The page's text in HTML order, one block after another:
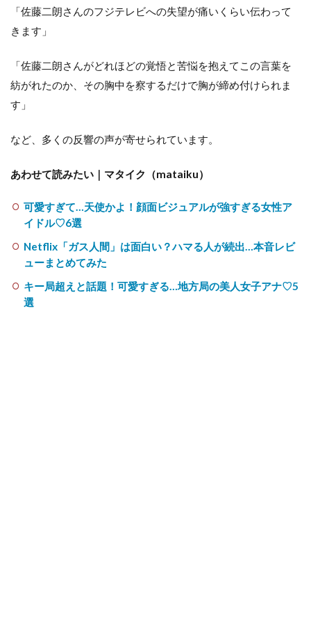
「佐藤二朗さんのフジテレビへの失望が痛いくらい伝わって
きます」
「佐藤二朗さんがどれほどの覚悟と苦悩を抱えてこの言葉を
紡がれたのか、その胸中を察するだけで胸が締め付けられま
す」
など、多くの反響の声が寄せられています。
あわせて読みたい｜マタイク（mataiku）
可愛すぎて…天使かよ！顔面ビジュアルが強すぎる女性ア
イドル♡6選
Netflix「ガス人間」は面白い？ハマる人が続出…本音レビ
ューまとめてみた
キー局超えと話題！可愛すぎる…地方局の美人女子アナ♡5
選